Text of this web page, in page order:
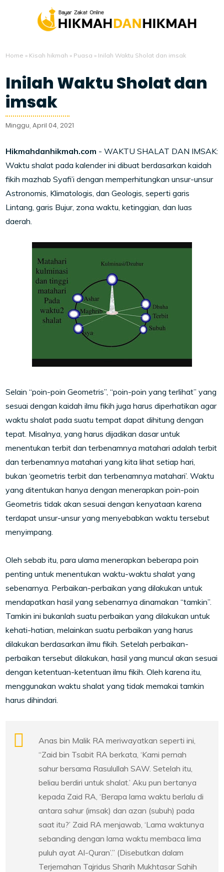
Home » Kisah hikmah » Puasa » Inilah Waktu Sholat dan imsak
Inilah Waktu Sholat dan
imsak
Minggu, April 04, 2021
Hikmahdanhikmah.com - WAKTU SHALAT DAN IMSAK:
Waktu shalat pada kalender ini dibuat berdasarkan kaidah
fikih mazhab Syafi’i dengan memperhitungkan unsur-unsur
Astronomis, Klimatologis, dan Geologis, seperti garis
Lintang, garis Bujur, zona waktu, ketinggian, dan luas
daerah.
Selain “poin-poin Geometris”, “poin-poin yang terlihat” yang
sesuai dengan kaidah ilmu fikih juga harus diperhatikan agar
waktu shalat pada suatu tempat dapat dihitung dengan
tepat. Misalnya, yang harus dijadikan dasar untuk
menentukan terbit dan terbenamnya matahari adalah terbit
dan terbenamnya matahari yang kita lihat setiap hari,
bukan ‘geometris terbit dan terbenamnya matahari’. Waktu
yang ditentukan hanya dengan menerapkan poin-poin
Geometris tidak akan sesuai dengan kenyataan karena
terdapat unsur-unsur yang menyebabkan waktu tersebut
menyimpang.
Oleh sebab itu, para ulama menerapkan beberapa poin
penting untuk menentukan waktu-waktu shalat yang
sebenarnya. Perbaikan-perbaikan yang dilakukan untuk
mendapatkan hasil yang sebenarnya dinamakan “tamkin”.
Tamkin ini bukanlah suatu perbaikan yang dilakukan untuk
kehati-hatian, melainkan suatu perbaikan yang harus
dilakukan berdasarkan ilmu fikih. Setelah perbaikan-
perbaikan tersebut dilakukan, hasil yang muncul akan sesuai
dengan ketentuan-ketentuan ilmu fikih. Oleh karena itu,
menggunakan waktu shalat yang tidak memakai tamkin
harus dihindari.
Anas bin Malik RA meriwayatkan seperti ini,
“Zaid bin Tsabit RA berkata, ‘Kami pernah
sahur bersama Rasulullah SAW. Setelah itu,
beliau berdiri untuk shalat.’ Aku pun bertanya
kepada Zaid RA, ‘Berapa lama waktu berlalu di
antara sahur (imsak) dan azan (subuh) pada
saat itu?’ Zaid RA menjawab, ‘Lama waktunya
sebanding dengan lama waktu membaca lima
puluh ayat Al-Quran’.” (Disebutkan dalam
Terjemahan Tajridus Sharih Mukhtasar Sahih